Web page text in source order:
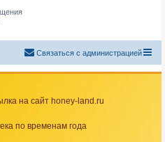
Связаться с администрацией
на сайт honey-land.ru
по временам года